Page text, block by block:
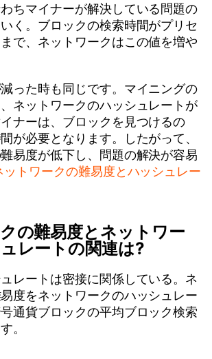
ちマイナーが解決している問題の
く。ブロックの検索時間がプリセ
で、ネットワークはこの値を増や
った時も同じです。マイニングの
ネットワークのハッシュレートが
ナーは、ブロックを見つけるの
が必要となります。したがって、
易度が低下し、問題の解決が容易
ットワークの難易度とハッシュレー
の難易度とネットワー
レートの関連は?
レートは密接に関係している。ネ
度をネットワークのハッシュレー
通貨ブロックの平均ブロック検索
。